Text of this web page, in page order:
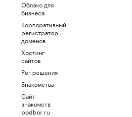
Облако для
бизнеса
Корпоративный
регистратор
доменов
Хостинг
сайтов
Рег.решения
Знакомства
Сайт
знакомств
podbor.ru